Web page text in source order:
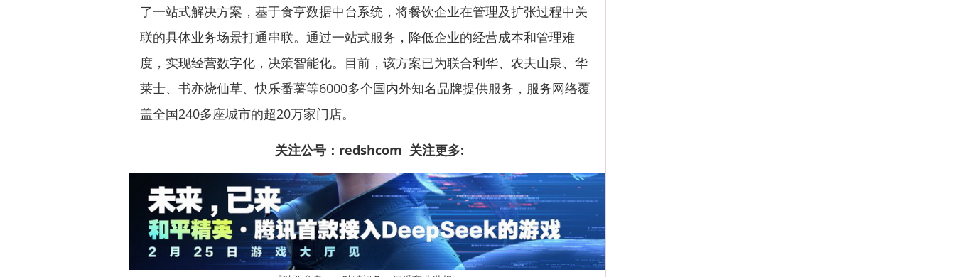
了一站式解决方案，基于食亨数据中台系统，将餐饮企业在管理及扩张过程中关
联的具体业务场景打通串联。通过一站式服务，降低企业的经营成本和管理难
度，实现经营数字化，决策智能化。目前，该方案已为联合利华、农夫山泉、华
莱士、书亦烧仙草、快乐番薯等6000多个国内外知名品牌提供服务，服务网络覆
盖全国240多座城市的超20万家门店。
关注公号：redshcom 关注更多: